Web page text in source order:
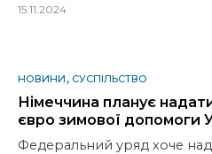
15.11.2024
НОВИНИ СУСПІЛЬСТВО
Німеччина планує
євро зимової допомоги
Федеральний уряд хоче